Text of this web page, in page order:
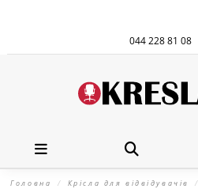
044 228 81 08
Головна Крісла для відвідувачів